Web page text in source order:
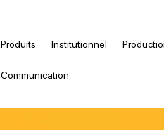
Produits Institutionnel
Communication